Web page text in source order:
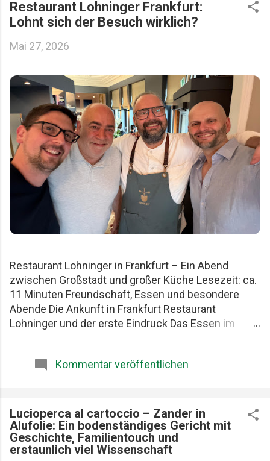
Restaurant Lohninger Frankfurt:
Lohnt sich der Besuch wirklich?
Mai 27, 2026
Restaurant Lohninger in Frankfurt – Ein Abend
zwischen Großstadt und großer Küche Lesezeit: ca.
11 Minuten Freundschaft, Essen und besondere
Abende Die Ankunft in Frankfurt Restaurant
Lohninger und der erste Eindruck Das Essen im
Restaurant Lohninger Fazit Das Restaurant
begann schon früher. Am Karlsruher Hauptbahnhof.
Mit drei Männern, die Essen ernst nehmen, aber sich
selbst nicht zu wichtig. Patrick, Felix und ich teilen
seit Jahren dieselbe Schwäche: gute Restaurants,
Kommentar veröffentlichen
Lucioperca al cartoccio – Zander in
Alufolie: Ein bodenständiges Gericht mit
Geschichte, Familientouch und
erstaunlich viel Wissenschaft